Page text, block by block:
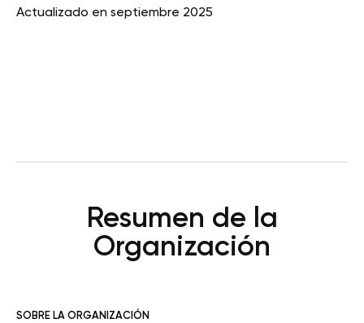
Actualizado en septiembre 2025
Resumen de la
Organización
SOBRE LA ORGANIZACIÓN